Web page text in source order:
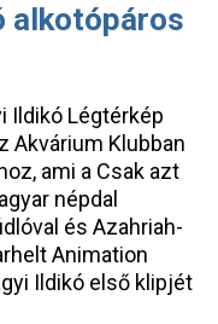
alkotópáros
Ildikó Légtérkép
Akvárium Klubban
ami a Csak azt
népdal
és Azahriah-
Animation
Ildikó első klipjét